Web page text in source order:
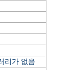
리가 없음